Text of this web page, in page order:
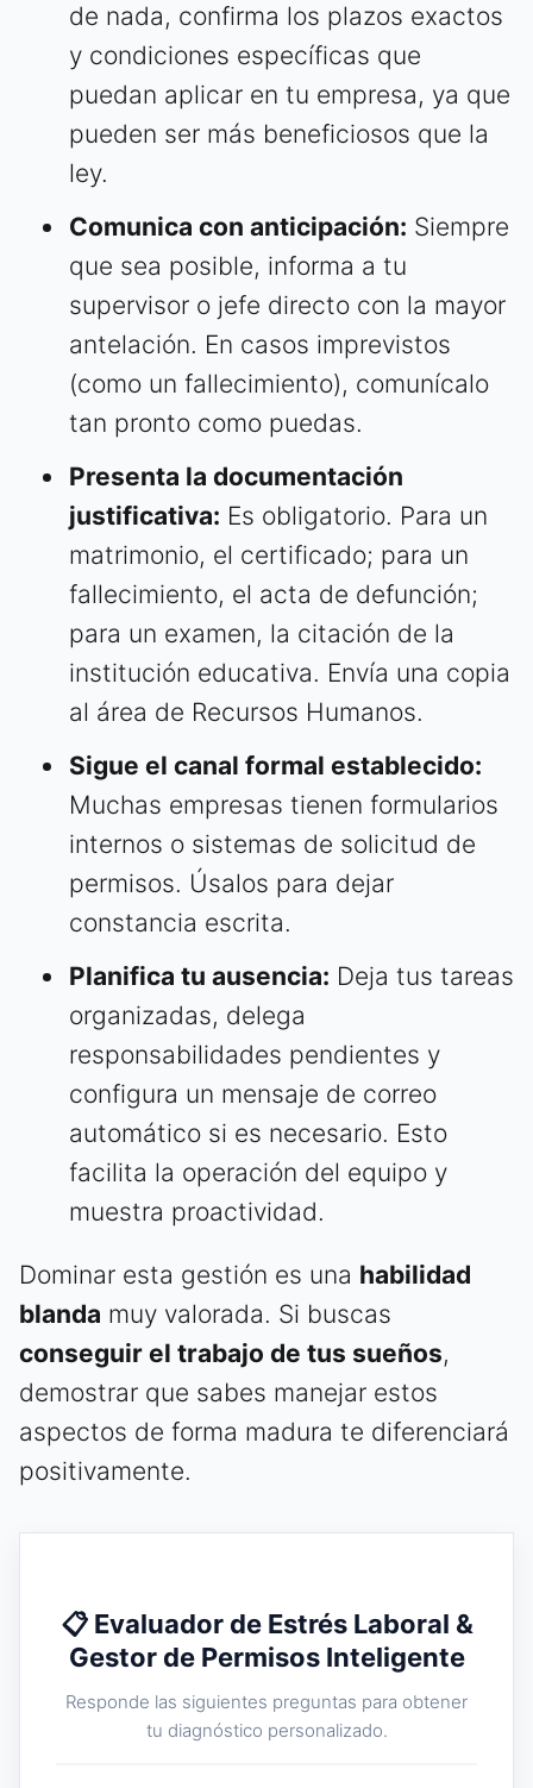
de nada, confirma los plazos exactos
y condiciones específicas que
puedan aplicar en tu empresa, ya que
pueden ser más beneficiosos que la
ley.
Comunica con anticipación: Siempre
que sea posible, informa a tu
supervisor o jefe directo con la mayor
antelación. En casos imprevistos
(como un fallecimiento), comunícalo
tan pronto como puedas.
Presenta la documentación
justificativa: Es obligatorio. Para un
matrimonio, el certificado; para un
fallecimiento, el acta de defunción;
para un examen, la citación de la
institución educativa. Envía una copia
al área de Recursos Humanos.
Sigue el canal formal establecido:
Muchas empresas tienen formularios
internos o sistemas de solicitud de
permisos. Úsalos para dejar
constancia escrita.
Planifica tu ausencia: Deja tus tareas
organizadas, delega
responsabilidades pendientes y
configura un mensaje de correo
automático si es necesario. Esto
facilita la operación del equipo y
muestra proactividad.
Dominar esta gestión es una habilidad
blanda muy valorada. Si buscas
conseguir el trabajo de tus sueños,
demostrar que sabes manejar estos
aspectos de forma madura te diferenciará
positivamente.
📋 Evaluador de Estrés Laboral &
Gestor de Permisos Inteligente
Responde las siguientes preguntas para obtener
tu diagnóstico personalizado.